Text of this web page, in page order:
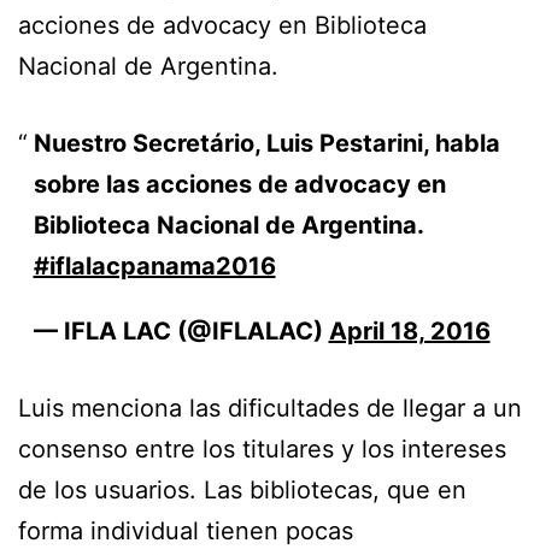
acciones de advocacy en Biblioteca
Nacional de Argentina.
Nuestro Secretário, Luis Pestarini, habla
sobre las acciones de advocacy en
Biblioteca Nacional de Argentina.
#iflalacpanama2016
— IFLA LAC (@IFLALAC) April 18, 2016
Luis menciona las dificultades de llegar a un
consenso entre los titulares y los intereses
de los usuarios. Las bibliotecas, que en
forma individual tienen pocas